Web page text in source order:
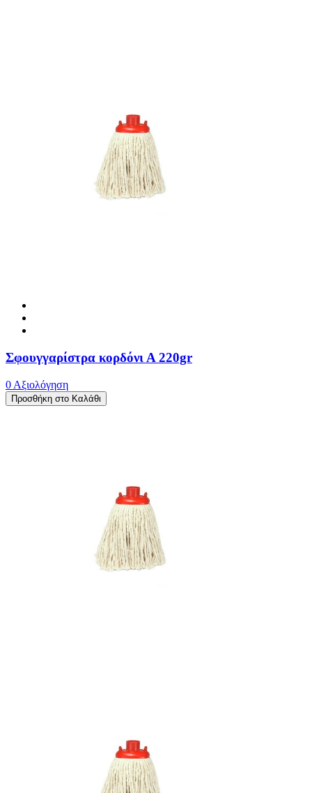
Σφουγγαρίστρα κορδόνι Α 220gr
0 Αξιολόγηση
Προσθήκη στο Καλάθι